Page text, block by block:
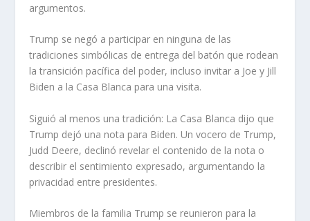
argumentos.
Trump se negó a participar en ninguna de las
tradiciones simbólicas de entrega del batón que rodean
la transición pacífica del poder, incluso invitar a Joe y Jill
Biden a la Casa Blanca para una visita.
Siguió al menos una tradición: La Casa Blanca dijo que
Trump dejó una nota para Biden. Un vocero de Trump,
Judd Deere, declinó revelar el contenido de la nota o
describir el sentimiento expresado, argumentando la
privacidad entre presidentes.
Miembros de la familia Trump se reunieron para la